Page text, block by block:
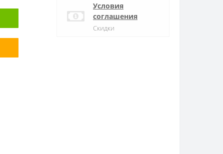
Условия
соглашения
Скидки